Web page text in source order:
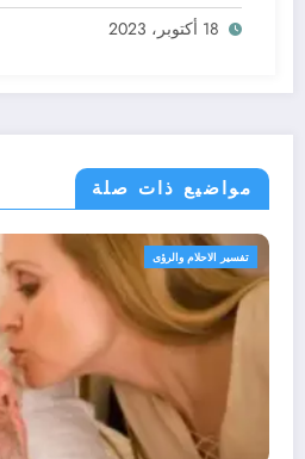
18 أكتوبر، 2023
مواضيع ذات صلة
تفسير الاحلام والرؤى